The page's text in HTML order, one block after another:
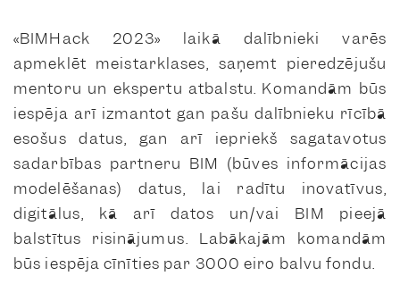
«BIMHack 2023» laikā dalībnieki varēs
apmeklēt meistarklases, saņemt pieredzējušu
mentoru un ekspertu atbalstu. Komandām būs
iespēja arī izmantot gan pašu dalībnieku rīcībā
esošus datus, gan arī iepriekš sagatavotus
sadarbības partneru BIM (būves informācijas
modelēšanas) datus, lai radītu inovatīvus,
digitālus, kā arī datos un/vai BIM pieejā
balstītus risinājumus. Labākajām komandām
būs iespēja cīnīties par 3000 eiro balvu fondu.